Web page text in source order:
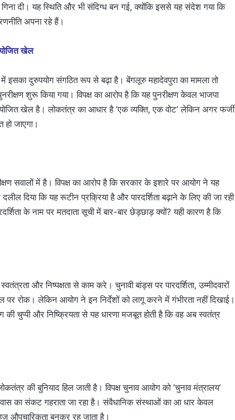
दी। यह स्थिति और भी संदिग्ध बन गई, क्योंकि इससे यह संदेश गया कि
अपना रहे हैं।
खेल
में इसका दुरुपयोग संगठित रूप से बढ़ा है। बेंगलूरु महादेवपुरा का मामला तो
शुरू किया गया। विपक्ष का आरोप है कि यह पुनरीक्षण केवल भाजपा
खेल है। लोकतंत्र का आधार है ‘एक व्यक्ति, एक वोट’ लेकिन अगर फर्जी
जाएगा।
सवालों में है। विपक्ष का आरोप है कि सरकार के इशारे पर आयोग ने यह
दिया कि यह रूटीन प्रक्रिया है और पारदर्शिता बढ़ाने के लिए की जा रही
के नाम पर मतदाता सूची में बार-बार छेड़छाड़ क्यों? यही कारण है कि
और निष्पक्षता से काम करे। चुनावी बांड्स पर पारदर्शिता, उम्मीदवारों
रोक। लेकिन आयोग ने इन निर्देशों को लागू करने में गंभीरता नहीं दिखाई।
चुप्पी और निष्क्रियता से यह धारणा मजबूत होती है कि वह अब स्वतंत्र
की बुनियाद हिल जाती है। विपक्ष चुनाव आयोग को ‘चुनाव मंत्रालय’
का संकट गहराता जा रहा है। संवैधानिक संस्थाओं का आ धार केवल
औपचारिकता बनकर रह जाता है।